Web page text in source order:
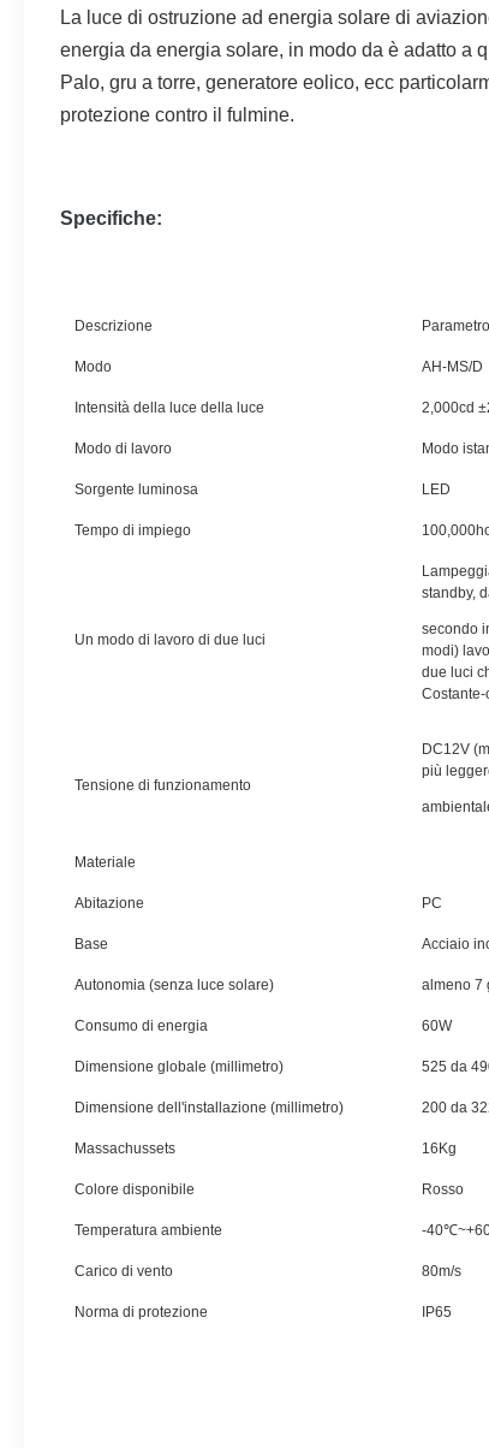
La luce di ostruzione ad energia solare di
energia da energia solare, in modo da è adatto a
Palo, gru a torre, generatore eolico, ecc
protezione contro il fulmine.
Specifiche:
Descrizione Parametro
Modo AH-MS/D
Intensità della luce della luce 2,000cd
Modo di lavoro Modo
Sorgente luminosa LED
Tempo di impiego
Un modo di lavoro di due luci
standby,
secondo
modi)
due luci
Tensione di funzionamento
DC12V
più
Materiale
Abitazione PC
Base Acciaio
Autonomia (senza luce solare) almeno 7
Consumo di energia 60W
Dimensione globale (millimetro) 525 da
Dimensione dell'installazione (millimetro) 200 da
Massachussets 16Kg
Colore disponibile Rosso
Temperatura ambiente -
Carico di vento 80m/s
Norma di protezione IP65